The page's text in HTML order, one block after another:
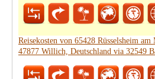
Reisekosten von 65428 Rüsselsheim
47877 Willich, Deutschland via 32549